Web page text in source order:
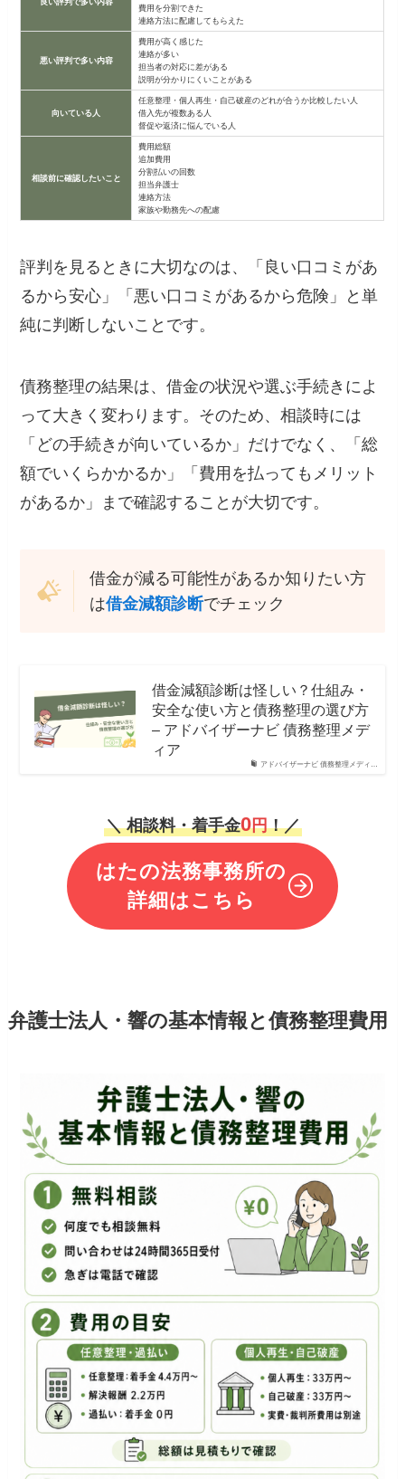
費用を分割できた
連絡方法に配慮してもらえた
悪い評判で多い内容
費用が高く感じた
連絡が多い
担当者の対応に差がある
説明が分かりにくいことがある
向いている人
任意整理・個人再生・自己破産のどれが合うか比較したい人
借入先が複数ある人
督促や返済に悩んでいる人
相談前に確認したいこと
費用総額
追加費用
分割払いの回数
担当弁護士
連絡方法
家族や勤務先への配慮
評判を見るときに大切なのは、「良い口コミがあ
るから安心」「悪い口コミがあるから危険」と単
純に判断しないことです。
債務整理の結果は、借金の状況や選ぶ手続きによ
って大きく変わります。そのため、相談時には
「どの手続きが向いているか」だけでなく、「総
額でいくらかかるか」「費用を払ってもメリット
があるか」まで確認することが大切です。
借金が減る可能性があるか知りたい方
は借金減額診断でチェック
アドバイザーナビ 債務整理メディ…
借金減額診断は怪しい？仕組み・
安全な使い方と債務整理の選び方
– アドバイザーナビ 債務整理メデ
ィア
＼ 相談料・着手金0円！／
はたの法務事務所の
詳細はこちら
弁護士法人・響の基本情報と債務整理費用